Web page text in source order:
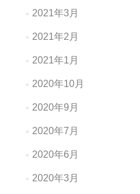
2021年3月
2021年2月
2021年1月
2020年10月
2020年9月
2020年7月
2020年6月
2020年3月